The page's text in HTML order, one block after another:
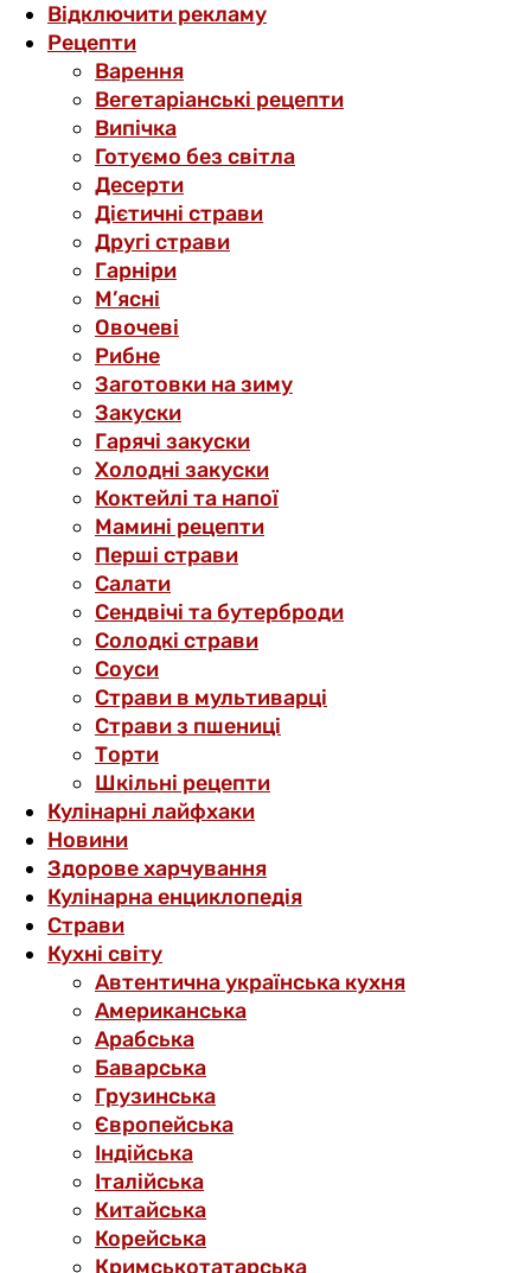
Відключити рекламу
Рецепти
Варення
Вегетаріанські рецепти
Випічка
Готуємо без світла
Десерти
Дієтичні страви
Другі страви
Гарніри
М’ясні
Овочеві
Рибне
Заготовки на зиму
Закуски
Гарячі закуски
Холодні закуски
Коктейлі та напої
Мамині рецепти
Перші страви
Салати
Сендвічі та бутерброди
Солодкі страви
Соуси
Страви в мультиварці
Страви з пшениці
Торти
Шкільні рецепти
Кулінарні лайфхаки
Новини
Здорове харчування
Кулінарна енциклопедія
Страви
Кухні світу
Автентична українська кухня
Американська
Арабська
Баварська
Грузинська
Європейська
Індійська
Італійська
Китайська
Корейська
Кримськотатарська